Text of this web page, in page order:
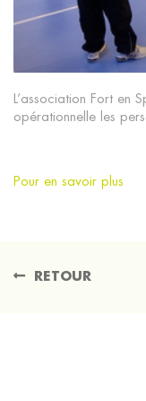
L’association Fort en
opérationnelle les
Pour en savoir plus
RETOUR